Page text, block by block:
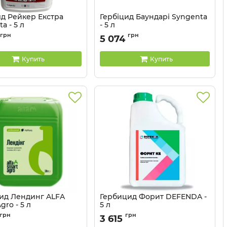
Рейкер Екстра
- 5 л
11023032
грн
Купить
Гербіцид Баундарі Syngenta
- 5 л
Артикул: 11023031
5 074 грн
Купить
Лендинг ALFA
- 5 л
1102043
грн
Гербицид Форит DEFENDA -
5 л
Артикул: 11012032
3 615 грн